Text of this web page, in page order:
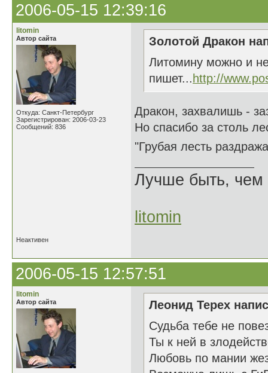
2006-05-15 12:39:16
litomin
Автор сайта
Откуда: Санкт-Петербург
Зарегистрирован: 2006-03-23
Сообщений: 836
Золотой Дракон
Литомину можно и
пишет... http://
Дракон, захвалишь -
Но спасибо за столь
"Грубая лесть
Лучше быть, чем
litomin
Неактивен
2006-05-15 12:57:51
litomin
Автор сайта
Леонид Терех
Судьба тебе не
Ты к ней в
Любовь по мании